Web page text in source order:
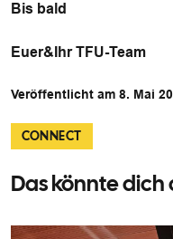
Bis bald
Euer&Ihr TFU-Team
Veröffentlicht am 8. Mai
CONNECT
Das könnte dich